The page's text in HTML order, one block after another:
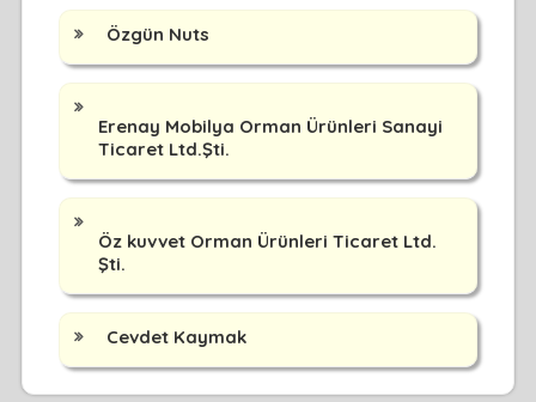
Özgün Nuts
Erenay Mobilya Orman Ürünleri Sanayi
Ticaret Ltd.Şti.
Öz kuvvet Orman Ürünleri Ticaret Ltd.
Şti.
Cevdet Kaymak